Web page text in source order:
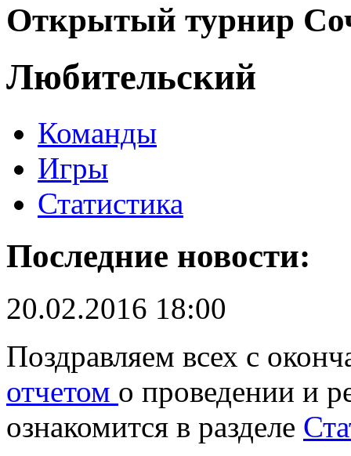
Открытый турнир
Любительский
Команды
Игры
Статистика
Последние новости:
20.02.2016 18:00
Поздравляем всех с
отчетом о проведении и
ознакомится в разделе